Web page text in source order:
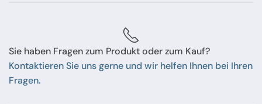
Sie haben Fragen zum Produkt oder zum Kauf?
Kontaktieren Sie uns gerne und wir helfen Ihnen bei Ihren
Fragen.